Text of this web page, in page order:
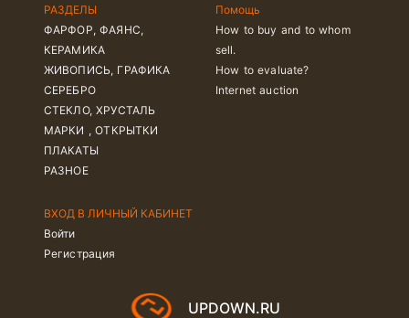
РАЗДЕЛЫ
ФАРФОР, ФАЯНС,
КЕРАМИКА
ЖИВОПИСЬ, ГРАФИКА
СЕРЕБРО
СТЕКЛО, ХРУСТАЛЬ
МАРКИ , ОТКРЫТКИ
ПЛАКАТЫ
РАЗНОЕ
Помощь
How to buy and to whom
sell.
How to evaluate?
Internet auction
ВХОД В ЛИЧНЫЙ КАБИНЕТ
Войти
Регистрация
UPDOWN.RU